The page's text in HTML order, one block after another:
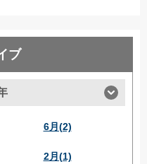
ブ
6月(2)
2月(1)